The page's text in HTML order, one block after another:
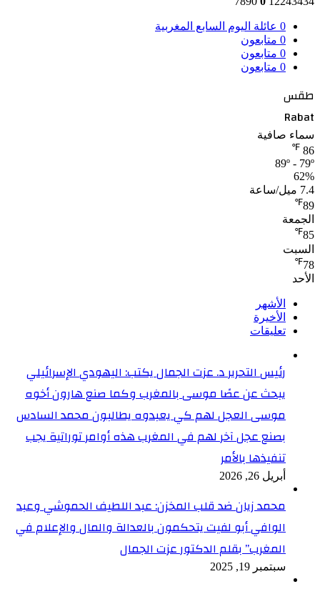
0 عائلة اليوم السابع المغربية
0 متابعون
0 متابعون
0 متابعون
طقس
Rabat
سماء صافية
86
℉
89º - 79º
62%
7.4 ميل/ساعة
89
℉
الجمعة
85
℉
السبت
78
℉
الأحد
الأشهر
الأخيرة
تعليقات
رئيس التحرير د. عزت الجمال يكتب: اليهودي الإسرائيلي
يبحث عن عصًا موسى بالمغرب وكما صنع هارون أخوه
موسى العجل لهم كي يعبدوه يطالبون محمد السادس
بصنع عجل آخر لهم في المغرب هذه أوامر توراتية يجب
تنفيذها بالأمر
أبريل 26, 2026
محمد زيان ضد قلب المخزن: عبد اللطيف الحموشي وعبد
الوافي أبو لفيت يتحكمون بالعدالة والمال والإعلام في
المغرب” بقلم الدكتور عزت الجمال
سبتمبر 19, 2025